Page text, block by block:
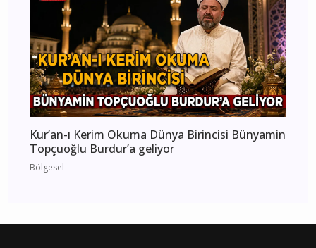
Kur’an-ı Kerim Okuma Dünya Birincisi Bünyamin
Topçuoğlu Burdur’a geliyor
Bölgesel